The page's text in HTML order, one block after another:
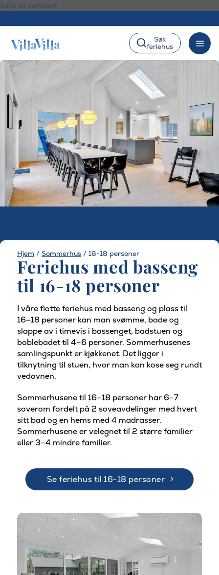
Skip to content
Søk
feriehus
Hjem / Sommerhus / 16-18 personer
Feriehus med basseng
til 16-18 personer
I våre flotte feriehus med basseng og plass til
16–18 personer kan man svømme, bade og
slappe av i timevis i bassenget, badstuen og
boblebadet til 4–6 personer. Sommerhusenes
samlingspunkt er kjøkkenet. Det ligger i
tilknytning til stuen, hvor man kan kose seg rundt
vedovnen.
Sommerhusene til 16–18 personer har 6–7
soverom fordelt på 2 soveavdelinger med hvert
sitt bad og en hems med 4 madrasser.
Sommerhusene er velegnet til 2 større familier
eller 3–4 mindre familier.
Se feriehus til 16-18 personer